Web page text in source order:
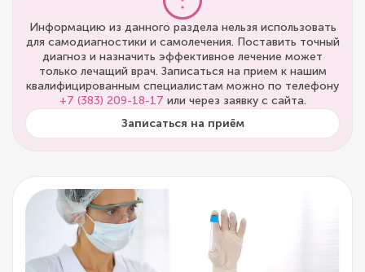
Информацию из данного раздела нельзя использовать
для самодиагностики и самолечения. Поставить точный
диагноз и назначить эффективное лечение может
только лечащий врач. Записаться на прием к нашим
квалифицированным специалистам можно по телефону
+7 (383) 209-18-17 или через заявку с сайта.
Записаться на приём